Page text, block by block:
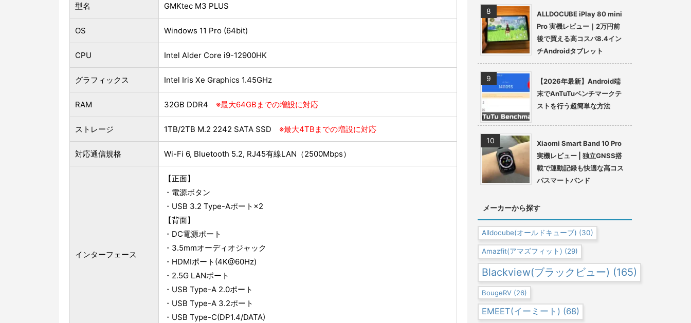
型名 GMKtec M3 PLUS
OS Windows 11 Pro (64bit)
CPU Intel Alder Core i9-12900HK
グラフィックス Intel Iris Xe Graphics 1.45GHz
RAM 32GB DDR4 ※最大64GBまでの増設に対応
ストレージ 1TB/2TB M.2 2242 SATA SSD ※最大4TBまでの増設に対応
対応通信規格 Wi-Fi 6, Bluetooth 5.2, RJ45有線LAN（2500Mbps）
インターフェース
【正面】
・電源ボタン
・USB 3.2 Type-Aポート×2
【背面】
・DC電源ポート
・3.5mmオーディオジャック
・HDMIポート(4K@60Hz)
・2.5G LANポート
・USB Type-A 2.0ポート
・USB Type-A 3.2ポート
・USB Type-C(DP1.4/DATA)
ALLDOCUBE iPlay 80 mini
Pro 実機レビュー｜2万円前
後で買える高コスパ8.4イン
チAndroidタブレット
【2026年最新】Android端
末でAnTuTuベンチマークテ
ストを行う超簡単な方法
Xiaomi Smart Band 10 Pro
実機レビュー | 独立GNSS搭
載で運動記録も快適な高コス
パスマートバンド
メーカーから探す
Alldocube(オールドキューブ) (30)
Amazfit(アマズフィット) (29)
Blackview(ブラックビュー) (165)
BougeRV (26)
EMEET(イーミート) (68)